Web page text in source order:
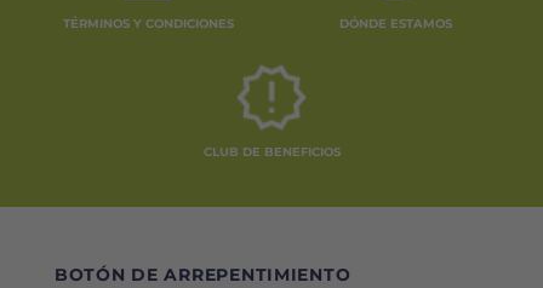
TÉRMINOS Y CONDICIONES DÓNDE ESTAMOS
CLUB DE BENEFICIOS
BOTÓN DE ARREPENTIMIENTO